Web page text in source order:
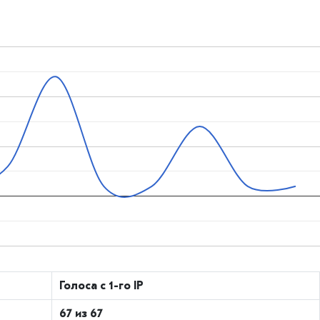
Голоса с 1-го IP
67 из 67